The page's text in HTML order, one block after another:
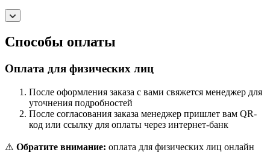
Способы оплаты
Оплата для физических лиц
После оформления заказа с вами свяжется менеджер для
уточнения подробностей
После согласования заказа менеджер пришлет вам QR-
код или ссылку для оплаты через интернет-банк
⚠️ Обратите внимание: оплата для физических лиц онлайн